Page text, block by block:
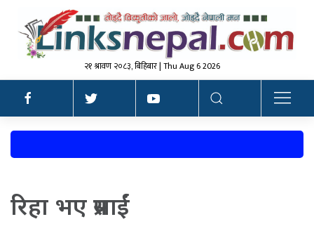
२१ श्रावण २०८३, बिहिबार | Thu Aug 6 2026
रिहा भए प्रसाईं